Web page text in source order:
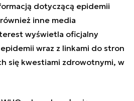
dotyczącą epidemii
inne media
wyświetla oficjalny
wraz z linkami do stron
się kwestiami zdrowotnymi, w